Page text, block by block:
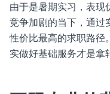
由于是暑期实习，表现
竞争加剧的当下，通
性价比最高的求职路径
实做好基础服务才是拿